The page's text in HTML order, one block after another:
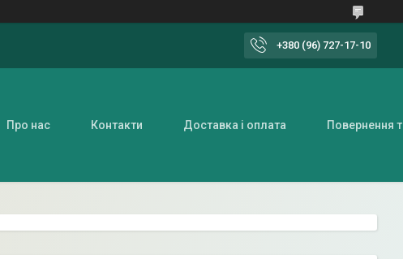
+380 (96) 727-17-10
Про нас Контакти Доставка і оплата Повернення